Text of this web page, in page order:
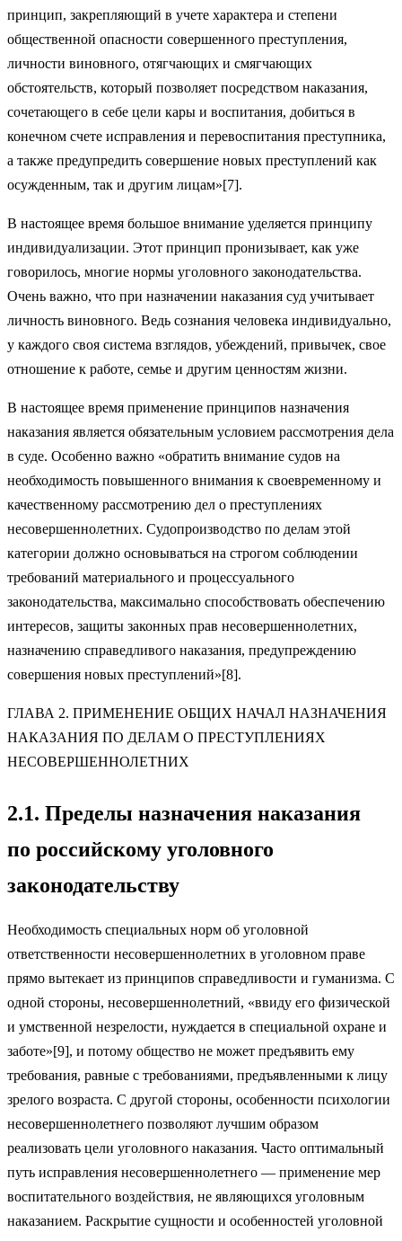
принцип, закрепляющий в учете характера и степени
общественной опасности совершенного преступления,
личности виновного, отягчающих и смягчающих
обстоятельств, который позволяет посредством наказания,
сочетающего в себе цели кары и воспитания, добиться в
конечном счете исправления и перевоспитания преступника,
а также предупредить совершение новых преступлений как
осужденным, так и другим лицам»[7].
В настоящее время большое внимание уделяется принципу
индивидуализации. Этот принцип пронизывает, как уже
говорилось, многие нормы уголовного законодательства.
Очень важно, что при назначении наказания суд учитывает
личность виновного. Ведь сознания человека индивидуально,
у каждого своя система взглядов, убеждений, привычек, свое
отношение к работе, семье и другим ценностям жизни.
В настоящее время применение принципов назначения
наказания является обязательным условием рассмотрения дела
в суде. Особенно важно «обратить внимание судов на
необходимость повышенного внимания к своевременному и
качественному рассмотрению дел о преступлениях
несовершеннолетних. Судопроизводство по делам этой
категории должно основываться на строгом соблюдении
требований материального и процессуального
законодательства, максимально способствовать обеспечению
интересов, защиты законных прав несовершеннолетних,
назначению справедливого наказания, предупреждению
совершения новых преступлений»[8].
ГЛАВА 2. ПРИМЕНЕНИЕ ОБЩИХ НАЧАЛ НАЗНАЧЕНИЯ
НАКАЗАНИЯ ПО ДЕЛАМ О ПРЕСТУПЛЕНИЯХ
НЕСОВЕРШЕННОЛЕТНИХ
2.1. Пределы назначения наказания
по российскому уголовного
законодательству
Необходимость специальных норм об уголовной
ответственности несовершеннолетних в уголовном праве
прямо вытекает из принципов справедливости и гуманизма. С
одной стороны, несовершеннолетний, «ввиду его физической
и умственной незрелости, нуждается в специальной охране и
заботе»[9], и потому общество не может предъявить ему
требования, равные с требованиями, предъявленными к лицу
зрелого возраста. С другой стороны, особенности психологии
несовершеннолетнего позволяют лучшим образом
реализовать цели уголовного наказания. Часто оптимальный
путь исправления несовершеннолетнего — применение мер
воспитательного воздействия, не являющихся уголовным
наказанием. Раскрытие сущности и особенностей уголовной